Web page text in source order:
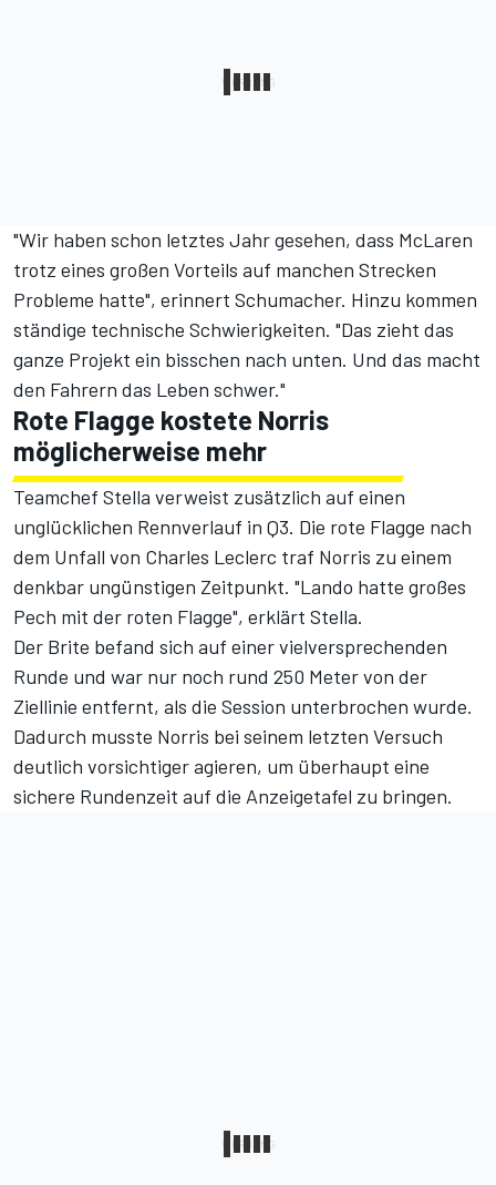
"Wir haben schon letztes Jahr gesehen, dass McLaren
trotz eines großen Vorteils auf manchen Strecken
Probleme hatte", erinnert Schumacher. Hinzu kommen
ständige technische Schwierigkeiten. "Das zieht das
ganze Projekt ein bisschen nach unten. Und das macht
den Fahrern das Leben schwer."
Rote Flagge kostete Norris
möglicherweise mehr
Teamchef Stella verweist zusätzlich auf einen
unglücklichen Rennverlauf in Q3. Die rote Flagge nach
dem Unfall von Charles Leclerc traf Norris zu einem
denkbar ungünstigen Zeitpunkt. "Lando hatte großes
Pech mit der roten Flagge", erklärt Stella.
Der Brite befand sich auf einer vielversprechenden
Runde und war nur noch rund 250 Meter von der
Ziellinie entfernt, als die Session unterbrochen wurde.
Dadurch musste Norris bei seinem letzten Versuch
deutlich vorsichtiger agieren, um überhaupt eine
sichere Rundenzeit auf die Anzeigetafel zu bringen.